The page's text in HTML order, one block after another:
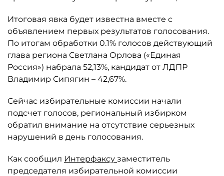
Итоговая явка будет известна вместе с
объявлением первых результатов голосования.
По итогам обработки 0.1% голосов действующий
глава региона Светлана Орлова («Единая
Россия») набрала 52,13%, кандидат от ЛДПР
Владимир Сипягин – 42,67%.
Сейчас избирательные комиссии начали
подсчет голосов, региональный избирком
обратил внимание на отсутствие серьезных
нарушений в день голосования.
Как сообщил Интерфаксу заместитель
председателя избирательной комиссии